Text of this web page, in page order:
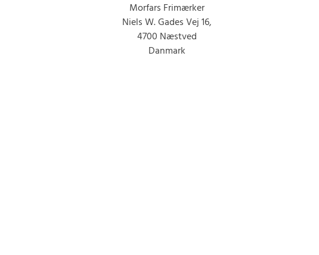
Morfars Frimærker
Niels W. Gades Vej 16,
4700 Næstved
Danmark